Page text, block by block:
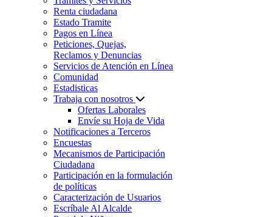
Renta ciudadana
Estado Tramite
Pagos en Línea
Peticiones, Quejas,
Reclamos y Denuncias
Servicios de Atención en Línea
Comunidad
Estadisticas
Trabaja con nosotros
Ofertas Laborales
Envíe su Hoja de Vida
Notificaciones a Terceros
Encuestas
Mecanismos de Participación
Ciudadana
Participación en la formulación
de políticas
Caracterización de Usuarios
Escríbale Al Alcalde